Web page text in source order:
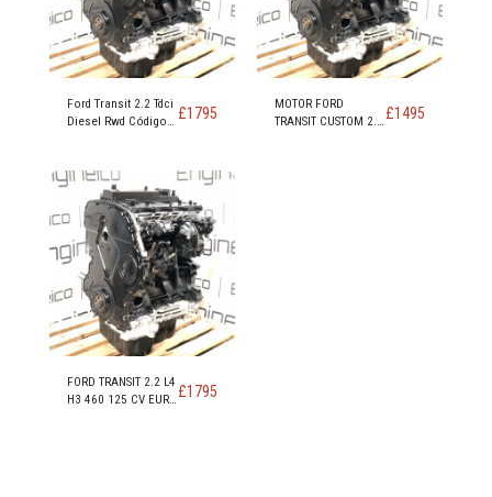
Ford Transit 2.2 Tdci
Diesel Rwd Código
£1795
MOTOR FORD
TRANSIT CUSTOM 2.2 £1495
FORD TRANSIT 2.2 L4
H3 460 125 CV EURO £1795